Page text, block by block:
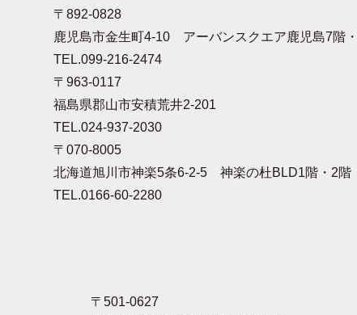
〒892-0828
鹿児島市金生町4-10 アーバンスクエア鹿児島7階
TEL.099-216-2474
〒963-0117
福島県郡山市安積荒井2-201
TEL.024-937-2030
〒070-8005
北海道旭川市神楽5条6-2-5 神楽の杜BLD1階・2階
TEL.0166-60-2280
〒501-0627